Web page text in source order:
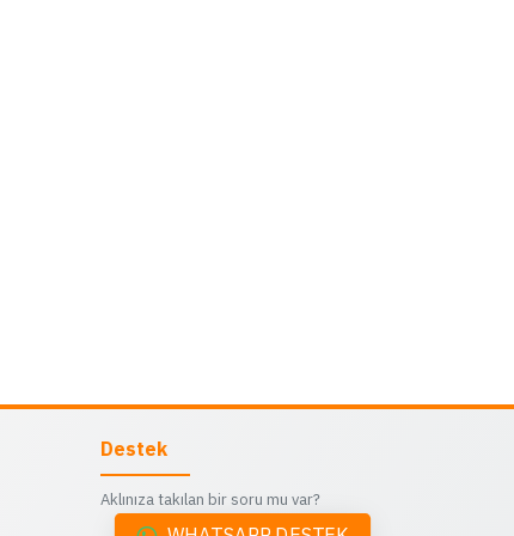
Destek
Aklınıza takılan bir soru mu var?